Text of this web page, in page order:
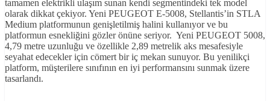
tamamen elektrikli ulaşım sunan kendi segmentindeki tek model
olarak dikkat çekiyor. Yeni PEUGEOT E-5008, Stellantis’in STLA
Medium platformunun genişletilmiş halini kullanıyor ve bu
platformun esnekliğini gözler önüne seriyor. Yeni PEUGEOT 5008,
4,79 metre uzunluğu ve özellikle 2,89 metrelik aks mesafesiyle
seyahat edecekler için cömert bir iç mekan sunuyor. Bu yenilikçi
platform, müşterilere sınıfının en iyi performansını sunmak üzere
tasarlandı.